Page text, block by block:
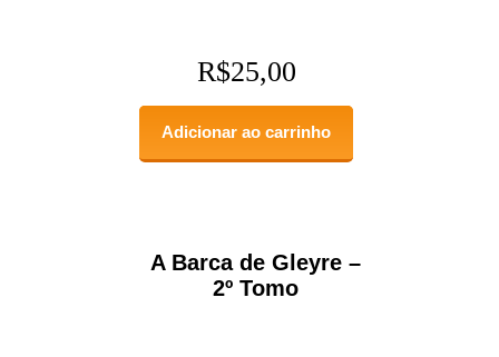
R$25,00
Adicionar ao carrinho
A Barca de Gleyre –
2º Tomo